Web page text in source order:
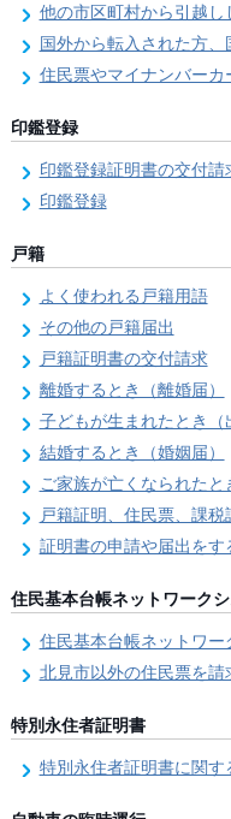
他の市区町村から引越し
国外から転入された方
住民票やマイナンバーカード、印鑑
印鑑登録
印鑑登録証明書の交付請
印鑑登録
戸籍
よく使われる戸籍用語
その他の戸籍届出
戸籍証明書の交付請求
離婚するとき（離婚届）
子どもが生まれたとき（
結婚するとき（婚姻届）
ご家族が亡くなられたと
戸籍証明、住民票、課税証明
証明書の申請や届出をす
住民基本台帳ネットワーク
住民基本台帳ネットワー
北見市以外の住民票を請
特別永住者証明書
特別永住者証明書に関す